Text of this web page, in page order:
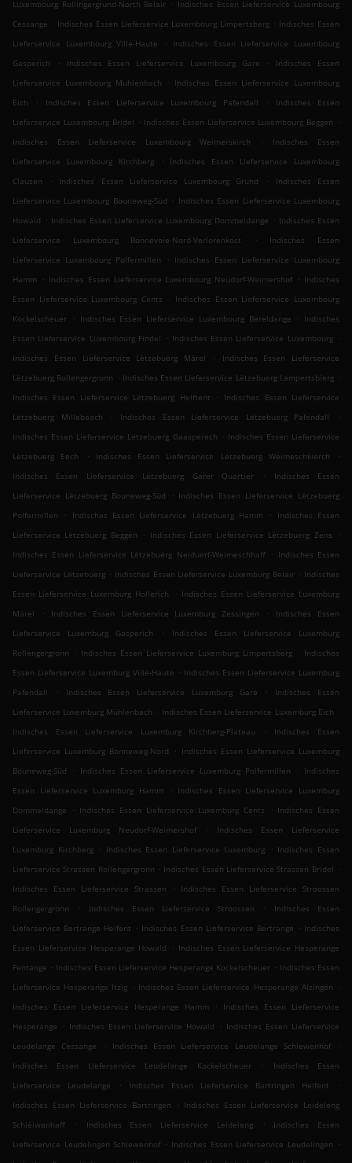
Luxembourg Rollingergrund-North Belair
Indisches Essen Lieferservice Luxembourg
Cessange . Indisches Essen Lieferservice Luxembourg Limpertsberg . Indisches Essen
Lieferservice Luxembourg Ville-Haute
.
Indisches Essen Lieferservice Luxembourg
Gasperich
. Indisches Essen Lieferservice Luxembourg Gare .
Indisches Essen
Lieferservice Luxembourg Muhlenbach
. Indisches Essen Lieferservice Luxembourg
Eich
. Indisches Essen Lieferservice Luxembourg Pafendall .
Indisches Essen
Lieferservice Luxembourg Bridel . Indisches Essen Lieferservice Luxembourg Beggen .
Indisches Essen Lieferservice Luxembourg Weimerskirch
.
Indisches Essen
Lieferservice Luxembourg Kirchberg
.
Indisches Essen Lieferservice Luxembourg
Clausen
. Indisches Essen Lieferservice Luxembourg Grund .
Indisches Essen
Lieferservice Luxembourg Bouneweg-Süd . Indisches Essen Lieferservice Luxembourg
Howald . Indisches Essen Lieferservice Luxembourg Dommeldange . Indisches Essen
Lieferservice Luxembourg Bonnevoie-Nord-Verlorenkost
.
Indisches Essen
Lieferservice Luxembourg Polfermillen
. Indisches Essen Lieferservice Luxembourg
Hamm
. Indisches Essen Lieferservice Luxembourg Neudorf-Weimershof . Indisches
Essen Lieferservice Luxembourg Cents
. Indisches Essen Lieferservice Luxembourg
Kockelscheuer
. Indisches Essen Lieferservice Luxembourg Bereldange . Indisches
Essen Lieferservice Luxembourg Findel . Indisches Essen Lieferservice Luxembourg .
Indisches Essen Lieferservice Lëtzebuerg Märel
.
Indisches Essen Lieferservice
Lëtzebuerg Rollengergronn . Indisches Essen Lieferservice Lëtzebuerg Lampertsbierg .
Indisches Essen Lieferservice Lëtzebuerg Helftent
. Indisches Essen Lieferservice
Lëtzebuerg Millebaach
. Indisches Essen Lieferservice Lëtzebuerg Pafendall
.
Indisches Essen Lieferservice Lëtzebuerg Gaasperech . Indisches Essen Lieferservice
Lëtzebuerg Eech
. Indisches Essen Lieferservice Lëtzebuerg Weimeschkierch
.
Indisches Essen Lieferservice Lëtzebuerg Garer Quartier
.
Indisches Essen
Lieferservice Lëtzebuerg Bouneweg-Süd
. Indisches Essen Lieferservice Lëtzebuerg
Polfermillen
. Indisches Essen Lieferservice Lëtzebuerg Hamm .
Indisches Essen
Lieferservice Lëtzebuerg Beggen
. Indisches Essen Lieferservice Lëtzebuerg Zens
.
Indisches Essen Lieferservice Lëtzebuerg Neiduerf-Weimeschhaff . Indisches Essen
Lieferservice Lëtzebuerg . Indisches Essen Lieferservice Luxemburg Belair . Indisches
Essen Lieferservice Luxemburg Hollerich
. Indisches Essen Lieferservice Luxemburg
Märel
. Indisches Essen Lieferservice Luxemburg Zessingen .
Indisches Essen
Lieferservice Luxemburg Gasperich
.
Indisches Essen Lieferservice Luxemburg
Rollengergronn
. Indisches Essen Lieferservice Luxemburg Limpertsberg . Indisches
Essen Lieferservice Luxemburg Ville-Haute . Indisches Essen Lieferservice Luxemburg
Pafendall
. Indisches Essen Lieferservice Luxemburg Gare .
Indisches Essen
Lieferservice Luxemburg Mühlenbach . Indisches Essen Lieferservice Luxemburg Eich .
Indisches Essen Lieferservice Luxemburg Kirchberg-Plateau
.
Indisches Essen
Lieferservice Luxemburg Bonneweg-Nord
. Indisches Essen Lieferservice Luxemburg
Bouneweg-Süd
. Indisches Essen Lieferservice Luxemburg Polfermillen . Indisches
Essen Lieferservice Luxemburg Hamm
. Indisches Essen Lieferservice Luxemburg
Dommeldange
. Indisches Essen Lieferservice Luxemburg Cents . Indisches Essen
Lieferservice Luxemburg Neudorf-Weimershof
.
Indisches Essen Lieferservice
Luxemburg Kirchberg
. Indisches Essen Lieferservice Luxemburg . Indisches Essen
Lieferservice Strassen Rollengergronn . Indisches Essen Lieferservice Strassen Bridel .
Indisches Essen Lieferservice Strassen
. Indisches Essen Lieferservice Stroossen
Rollengergronn
. Indisches Essen Lieferservice Stroossen .
Indisches Essen
Lieferservice Bertrange Helfent . Indisches Essen Lieferservice Bertrange . Indisches
Essen Lieferservice Hesperange Howald
. Indisches Essen Lieferservice Hesperange
Fentange . Indisches Essen Lieferservice Hesperange Kockelscheuer . Indisches Essen
Lieferservice Hesperange Itzig . Indisches Essen Lieferservice Hesperange Alzingen .
Indisches Essen Lieferservice Hesperange Hamm
.
Indisches Essen Lieferservice
Hesperange
. Indisches Essen Lieferservice Howald . Indisches Essen Lieferservice
Leudelange Cessange
. Indisches Essen Lieferservice Leudelange Schlewenhof
.
Indisches Essen Lieferservice Leudelange Kockelscheuer
.
Indisches Essen
Lieferservice Leudelange
. Indisches Essen Lieferservice Bartringen Helfent
.
Indisches Essen Lieferservice Bartringen
. Indisches Essen Lieferservice Leideleng
Schléiwenhaff
. Indisches Essen Lieferservice Leideleng .
Indisches Essen
Lieferservice Leudelingen Schlewenhof . Indisches Essen Lieferservice Leudelingen .